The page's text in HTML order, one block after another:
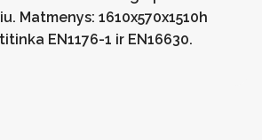
Matmenys: 1610x570x1510h
EN1176-1 ir EN16630.